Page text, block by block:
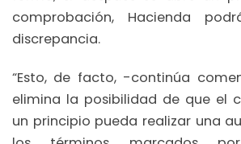
comprobación, Hacienda
discrepancia.
“Esto, de facto, -continúa
elimina la posibilidad de que el
un principio pueda realizar una